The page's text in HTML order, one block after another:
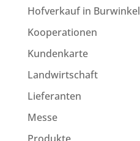
Hofverkauf in Burwinkel
Kooperationen
Kundenkarte
Landwirtschaft
Lieferanten
Messe